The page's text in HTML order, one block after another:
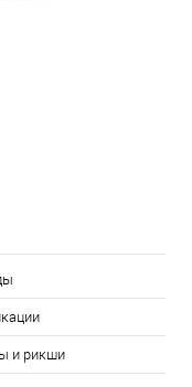
и рикши